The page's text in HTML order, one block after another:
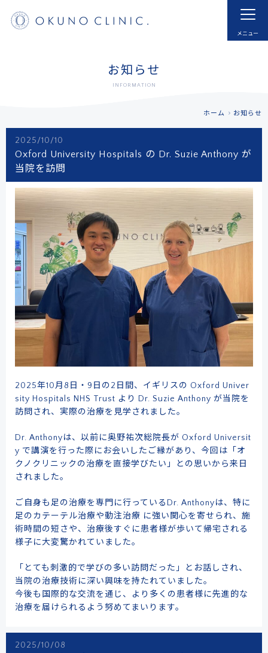
ホーム
ドクター紹介
採用
RECRUIT
お知らせ
INFORMATION
アクセス
ACCESS
予約する
RESERVATIONS
ドクターによる
メール事前相談・お問い合わせ
[初診予約受付時間] 10:00〜17:00
※土・日・祝日除く／当院は自費診療となります
リクルート 奥野祐次先生
コラム
メルマガ
会員募集
学術･論文
お知らせ
INFORMATION
ホーム お知らせ
2025/10/10
Oxford University Hospitals の Dr. Suzie Anthony が
当院を訪問
2025年10月8日・9日の2日間、イギリスの Oxford Univer
sity Hospitals NHS Trust より Dr. Suzie Anthony が当院を
訪問され、実際の治療を見学されました。
Dr. Anthonyは、以前に奥野祐次総院長が Oxford Universit
y で講演を行った際にお会いしたご縁があり、今回は「オ
クノクリニックの治療を直接学びたい」との思いから来日
されました。
ご自身も足の治療を専門に行っているDr. Anthonyは、特に
足のカテーテル治療や動注治療 に強い関心を寄せられ、施
術時間の短さや、治療後すぐに患者様が歩いて帰宅される
様子に大変驚かれていました。
「とても刺激的で学びの多い訪問だった」とお話しされ、
当院の治療技術に深い興味を持たれていました。
今後も国際的な交流を通じ、より多くの患者様に先進的な
治療を届けられるよう努めてまいります。
2025/10/08